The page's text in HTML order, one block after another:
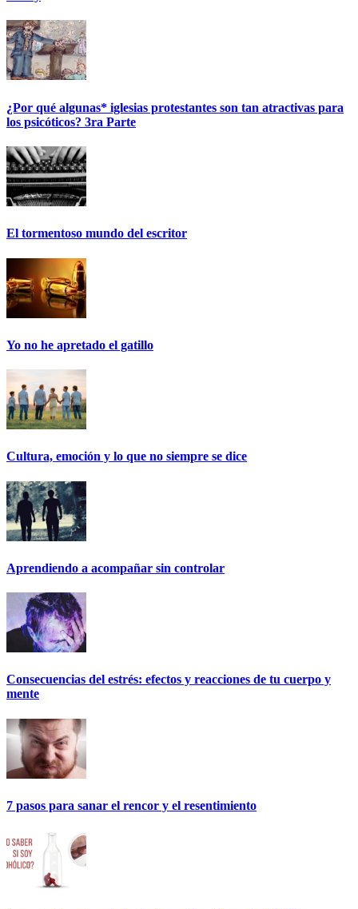
¿Por qué algunas* iglesias protestantes son tan atractivas para
los psicóticos? 3ra Parte
El tormentoso mundo del escritor
Yo no he apretado el gatillo
Cultura, emoción y lo que no siempre se dice
Aprendiendo a acompañar sin controlar
Consecuencias del estrés: efectos y reacciones de tu cuerpo y
mente
7 pasos para sanar el rencor y el resentimiento